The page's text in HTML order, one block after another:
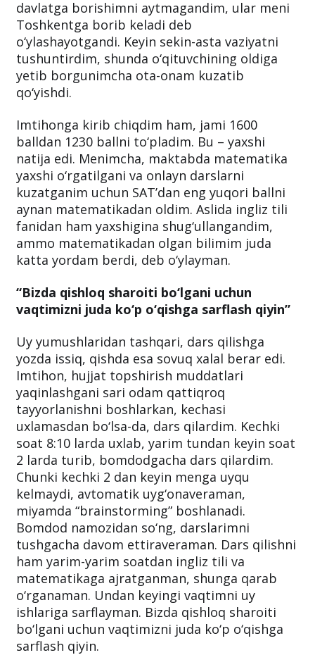
davlatga borishimni aytmagandim, ular meni
Toshkentga borib keladi deb
o‘ylashayotgandi. Keyin sekin-asta vaziyatni
tushuntirdim, shunda o‘qituvchining oldiga
yetib borgunimcha ota-onam kuzatib
qo‘yishdi.
Imtihonga kirib chiqdim ham, jami 1600
balldan 1230 ballni to‘pladim. Bu – yaxshi
natija edi. Menimcha, maktabda matematika
yaxshi o‘rgatilgani va onlayn darslarni
kuzatganim uchun SAT’dan eng yuqori ballni
aynan matematikadan oldim. Aslida ingliz tili
fanidan ham yaxshigina shug‘ullangandim,
ammo matematikadan olgan bilimim juda
katta yordam berdi, deb o‘ylayman.
“Bizda qishloq sharoiti bo‘lgani uchun
vaqtimizni juda ko‘p o‘qishga sarflash qiyin”
Uy yumushlaridan tashqari, dars qilishga
yozda issiq, qishda esa sovuq xalal berar edi.
Imtihon, hujjat topshirish muddatlari
yaqinlashgani sari odam qattiqroq
tayyorlanishni boshlarkan, kechasi
uxlamasdan bo‘lsa-da, dars qilardim. Kechki
soat 8:10 larda uxlab, yarim tundan keyin soat
2 larda turib, bomdodgacha dars qilardim.
Chunki kechki 2 dan keyin menga uyqu
kelmaydi, avtomatik uyg‘onaveraman,
miyamda “brainstorming” boshlanadi.
Bomdod namozidan so‘ng, darslarimni
tushgacha davom ettiraveraman. Dars qilishni
ham yarim-yarim soatdan ingliz tili va
matematikaga ajratganman, shunga qarab
o‘rganaman. Undan keyingi vaqtimni uy
ishlariga sarflayman. Bizda qishloq sharoiti
bo‘lgani uchun vaqtimizni juda ko‘p o‘qishga
sarflash qiyin.